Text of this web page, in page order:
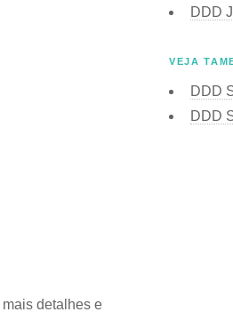
detalhes e
DDD
VEJA
DDD
DDD